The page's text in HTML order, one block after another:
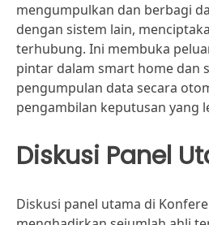
mengumpulkan dan berbagi
dengan sistem lain,
terhubung. Ini membuka
pintar dalam smart home dan
pengumpulan data secara
pengambilan keputusan yang
Diskusi Panel
Diskusi panel utama di